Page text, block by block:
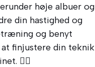
høje albuer og
din hastighed og
og benyt
finjustere din teknik
🏊‍♀️